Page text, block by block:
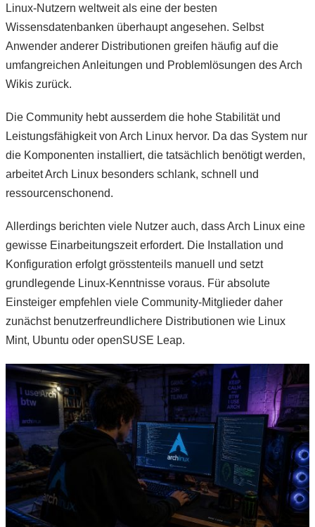
Linux-Nutzern weltweit als eine der besten
Wissensdatenbanken überhaupt angesehen. Selbst
Anwender anderer Distributionen greifen häufig auf die
umfangreichen Anleitungen und Problemlösungen des Arch
Wikis zurück.
Die Community hebt ausserdem die hohe Stabilität und
Leistungsfähigkeit von Arch Linux hervor. Da das System nur
die Komponenten installiert, die tatsächlich benötigt werden,
arbeitet Arch Linux besonders schlank, schnell und
ressourcenschonend.
Allerdings berichten viele Nutzer auch, dass Arch Linux eine
gewisse Einarbeitungszeit erfordert. Die Installation und
Konfiguration erfolgt grösstenteils manuell und setzt
grundlegende Linux-Kenntnisse voraus. Für absolute
Einsteiger empfehlen viele Community-Mitglieder daher
zunächst benutzerfreundlichere Distributionen wie Linux
Mint, Ubuntu oder openSUSE Leap.